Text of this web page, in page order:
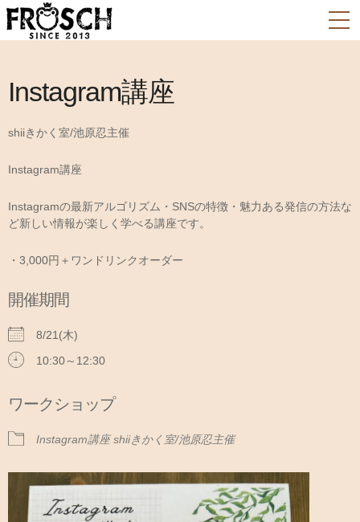
Instagram講座
shiiきかく室/池原忍主催
Instagram講座
Instagramの最新アルゴリズム・SNSの特徴・魅力ある発信の方法な
ど新しい情報が楽しく学べる講座です。
・3,000円＋ワンドリンクオーダー
開催期間
8/21(木)
10:30～12:30
ワークショップ
Instagram講座 shiiきかく室/池原忍主催